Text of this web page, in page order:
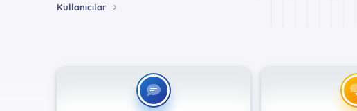
Kullanıcılar